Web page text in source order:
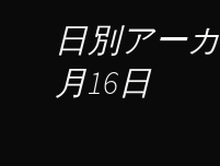
日別アー
月16日